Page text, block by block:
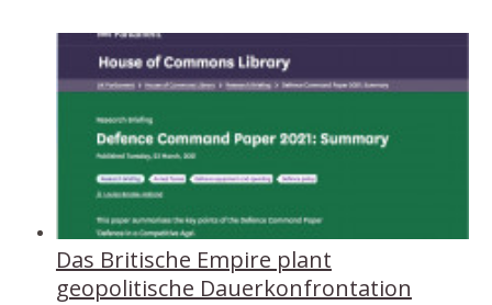
Das Britische Empire plant
geopolitische Dauerkonfrontation